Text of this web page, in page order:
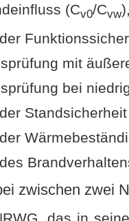
(Cv0/Cvw
mit
bei
zwischen zwei
das in